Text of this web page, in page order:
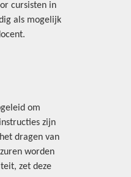
cursisten in
als mogelijk
om
zijn
dragen van
worden
zet deze